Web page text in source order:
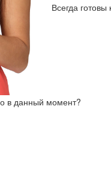
Всегда
в данный момент?